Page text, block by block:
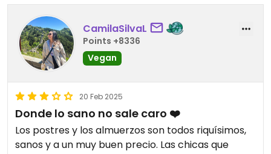
CamilaSilvaL
Points +8336
Vegan
20 Feb 2025
Donde lo sano no sale caro ❤️
Los postres y los almuerzos son todos riquísimos,
sanos y a un muy buen precio. Las chicas que